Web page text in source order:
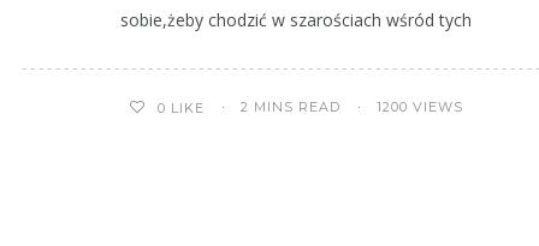
sobie,żeby chodzić w szarościach wśród tych
0 LIKE 2 MINS READ 1200 VIEWS